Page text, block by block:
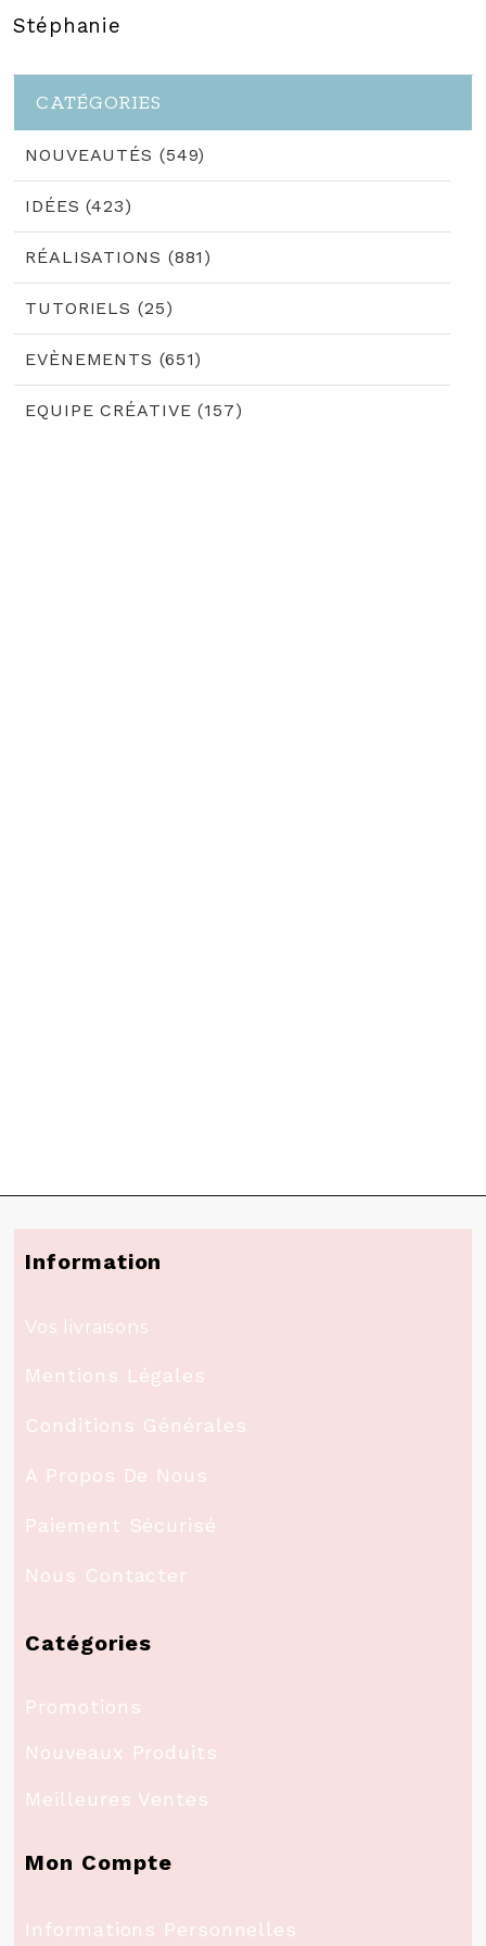
Stéphanie
CATÉGORIES
NOUVEAUTÉS (549)
IDÉES (423)
RÉALISATIONS (881)
TUTORIELS (25)
EVÈNEMENTS (651)
EQUIPE CRÉATIVE (157)
Information
Vos livraisons
Mentions Légales
Conditions Générales
A Propos De Nous
Paiement Sécurisé
Nous Contacter
Catégories
Promotions
Nouveaux Produits
Meilleures Ventes
Mon Compte
Informations Personnelles